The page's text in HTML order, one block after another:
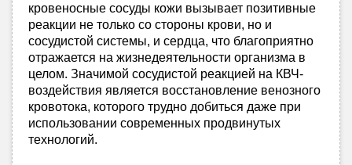
кровеносные сосуды кожи вызывает позитивные
реакции не только со стороны крови, но и
сосудистой системы, и сердца, что благоприятно
отражается на жизнедеятельности организма в
целом. Значимой сосудистой реакцией на КВЧ-
воздействия является восстановление венозного
кровотока, которого трудно добиться даже при
использовании современных продвинутых
технологий.